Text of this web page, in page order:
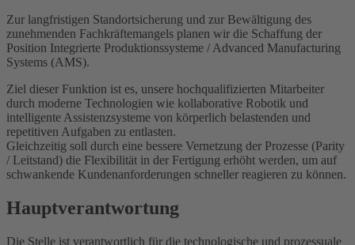
Zur langfristigen Standortsicherung und zur Bewältigung des
zunehmenden Fachkräftemangels planen wir die Schaffung der
Position Integrierte Produktionssysteme / Advanced Manufacturing
Systems (AMS).
Ziel dieser Funktion ist es, unsere hochqualifizierten Mitarbeiter
durch moderne Technologien wie kollaborative Robotik und
intelligente Assistenzsysteme von körperlich belastenden und
repetitiven Aufgaben zu entlasten.
Gleichzeitig soll durch eine bessere Vernetzung der Prozesse (Parity
/ Leitstand) die Flexibilität in der Fertigung erhöht werden, um auf
schwankende Kundenanforderungen schneller reagieren zu können.
Hauptverantwortung
Die Stelle ist verantwortlich für die technologische und prozessuale